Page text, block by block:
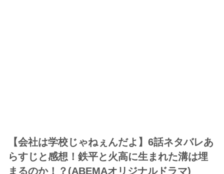
【会社は学校じゃねぇんだよ】6話ネタバレあ
らすじと感想！鉄平と火高に生まれた溝は埋
まるのか！？(ABEMAオリジナルドラマ)